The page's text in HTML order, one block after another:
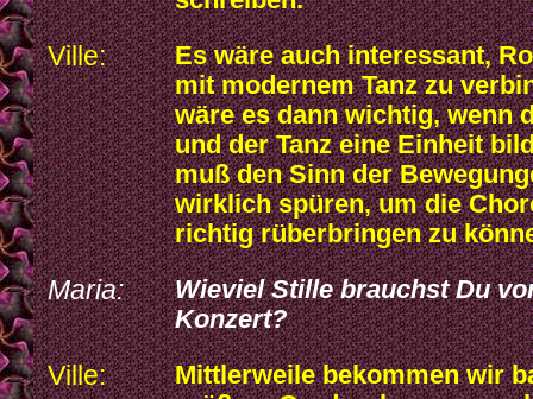
Ville:
Es wäre auch interessant,
mit modernem Tanz zu
wäre es dann wichtig, wenn
und der Tanz eine Einheit
muß den Sinn der
wirklich spüren, um die
richtig rüberbringen zu
Maria:
Wieviel Stille brauchst Du
Konzert?
Ville:
Mittlerweile bekommen wir